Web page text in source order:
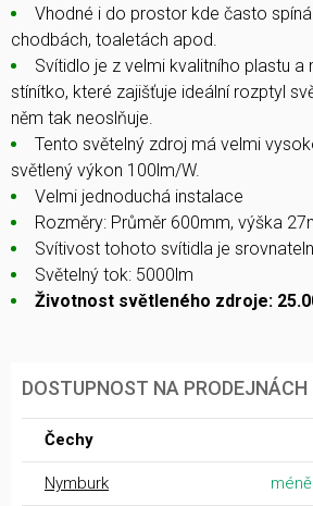
Vhodné i do prostor kde často
chodbách, toaletách apod.
Svítidlo je z velmi kvalitního plastu
stínítko, které zajišťuje ideální rozptyl
něm tak neoslňuje.
Tento světelný zdroj má velmi
světlený výkon 100lm/W.
Velmi jednoduchá instalace
Rozměry: Průměr 600mm, výška
Svítivost tohoto svítidla je
Světelný tok: 5000lm
Životnost světleného zdroje:
DOSTUPNOST NA PRODEJNÁCH
Čechy
Nymburk